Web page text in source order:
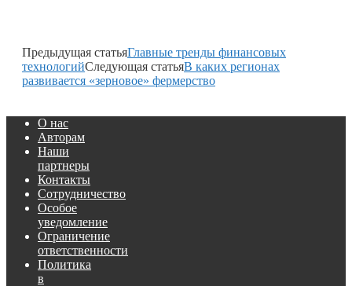
Предыдущая статьяГлавные тренды финансовых
технологийСледующая статьяВ каких регионах
развивается «зерновое» фермерство
О нас
Авторам
Наши
партнеры
Контакты
Сотрудничество
Особое
уведомление
Ограничение
ответственности
Политика
в